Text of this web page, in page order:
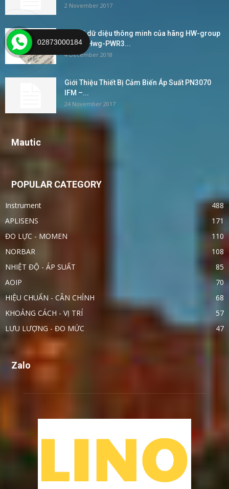
2 November 2017
Bộ ghi dữ diệu thông minh của hãng HW-group
Model Hwg-PWR3...
4 December 2018
Giới Thiệu Thiết Bị Cảm Biến Áp Suất PN3070
IFM –...
24 November 2017
Mautic
POPULAR CATEGORY
Instrument
488
APLISENS
171
ĐO LỰC - MOMEN
110
NORBAR
108
NHIỆT ĐỘ - ÁP SUẤT
85
AOIP
70
HIỆU CHUẨN - CÂN CHỈNH
68
KHOẢNG CÁCH - VỊ TRÍ
57
LƯU LƯỢNG - ĐO MỨC
47
Zalo
02873000184